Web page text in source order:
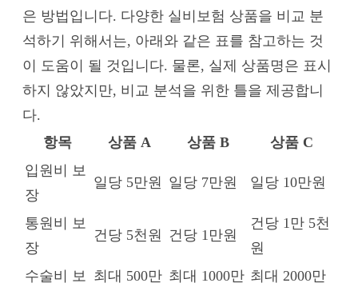
은 방법입니다. 다양한 실비보험 상품을 비교 분
석하기 위해서는, 아래와 같은 표를 참고하는 것
이 도움이 될 것입니다. 물론, 실제 상품명은 표시
하지 않았지만, 비교 분석을 위한 틀을 제공합니
다.
항목
상품 A 상품 B
상품 C
입원비 보
장
일당 5만원 일당 7만원 일당 10만원
통원비 보
장
건당 5천원 건당 1만원
건당 1만 5천
원
수술비 보
최대 500만 최대 1000만 최대 2000만